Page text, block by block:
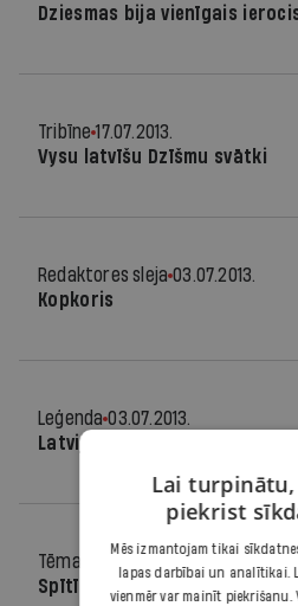
Dziesmas bija vienīgais
Tribīne 17.07.2013.
Vysu latvīšu Dzīšmu svātki
Redaktores sleja 03.07.2013.
Kopkoris
Leģenda 03.07.2013.
Latvijā visi gani dziedāja
Tēma
Spītīgi, mīloši
Lai
piekrist
Mēs izmantojam tikai
lapas darbībai un analītikai.
vienmēr var mainīt piekrišanu.